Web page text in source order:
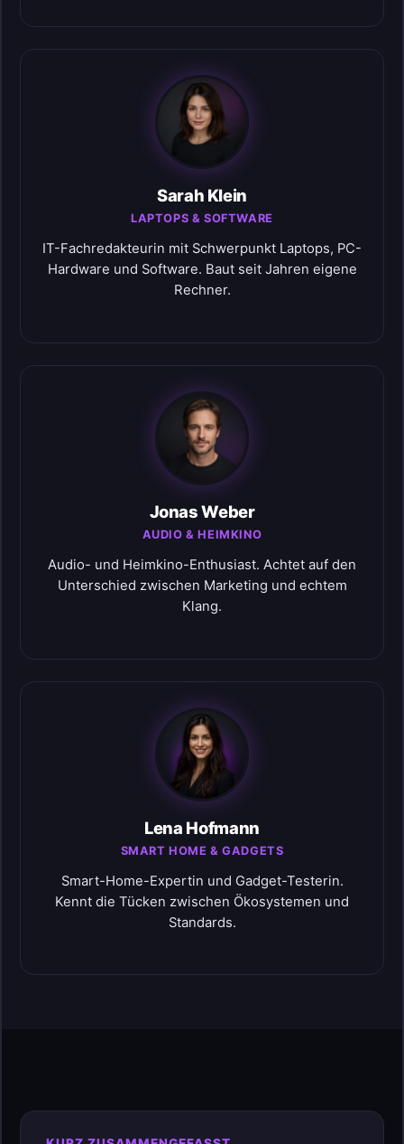
Sarah Klein
LAPTOPS & SOFTWARE
IT-Fachredakteurin mit Schwerpunkt Laptops, PC-
Hardware und Software. Baut seit Jahren eigene
Rechner.
Jonas Weber
AUDIO & HEIMKINO
Audio- und Heimkino-Enthusiast. Achtet auf den
Unterschied zwischen Marketing und echtem
Klang.
Lena Hofmann
SMART HOME & GADGETS
Smart-Home-Expertin und Gadget-Testerin.
Kennt die Tücken zwischen Ökosystemen und
Standards.